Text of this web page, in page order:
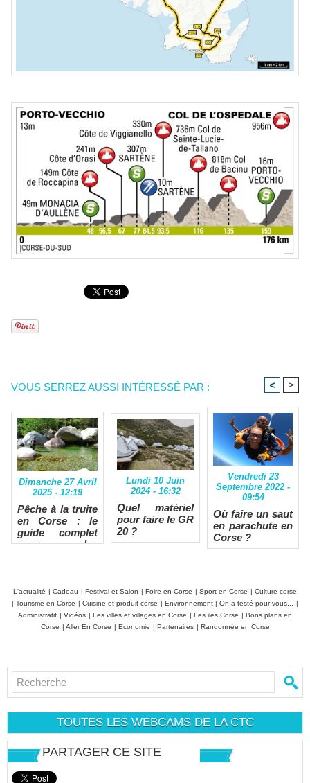
VOUS SERREZ AUSSI INTÉRESSÉ PAR : < >
Dimanche 27 Avril
2025 - 12:19
Pêche à la truite
en Corse : le
guide complet
pour les
Lundi 10 Juin
2024 - 16:32
Quel matériel
pour faire le GR
20 ?
Vendredi 23
Septembre 2022 -
09:54
Où faire un saut
en parachute en
Corse ?
L'actualité | Cadeau | Festival et Salon | Foire en Corse | Sport en Corse | Culture corse
| Tourisme en Corse | Cuisine et produit corse | Environnement | On a testé pour vous...
|
Administratif | Vidéos | Les villes et villages en Corse | Les iles Corse | Bons plans en
Corse | Aller En Corse | Economie | Partenaires | Randonnée en Corse
TOUTES LES WEBCAMS DE LA CTC
PARTAGER CE SITE